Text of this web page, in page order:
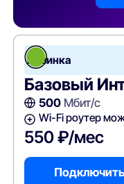
Новинка
Базовый
500Мбит/с
Wi-Fi роутер
550 ₽/мес
Подключить